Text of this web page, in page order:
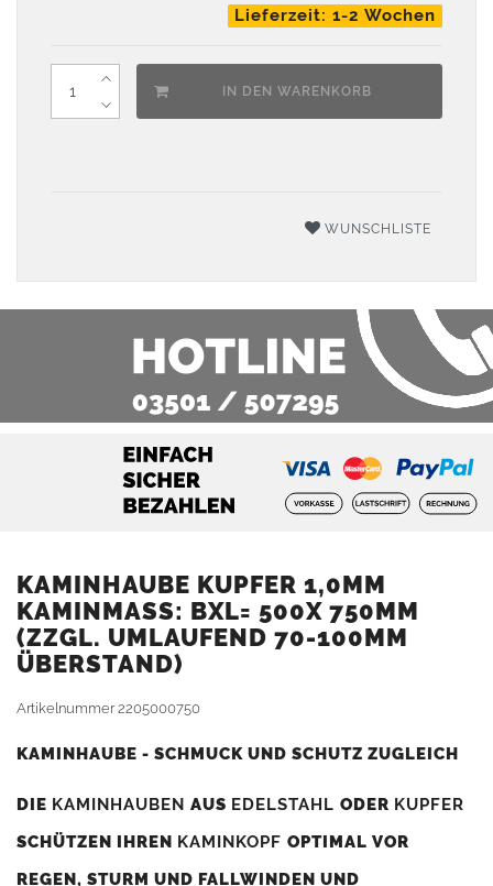
Lieferzeit: 1-2 Wochen
IN DEN WARENKORB
WUNSCHLISTE
KAMINHAUBE KUPFER 1,0MM
KAMINMASS: BXL= 500X 750MM (
ZZGL. UMLAUFEND 70-100MM Ü
BERSTAND)
Artikelnummer2205000750
KAMINHAUBE - SCHMUCK UND SCHUTZ ZUGLEICH
DIE KAMINHAUBEN AUS EDELSTAHL ODER KUPFER
SCHÜTZEN IHREN KAMINKOPF OPTIMAL VOR
REGEN, STURM UND FALLWINDEN UND